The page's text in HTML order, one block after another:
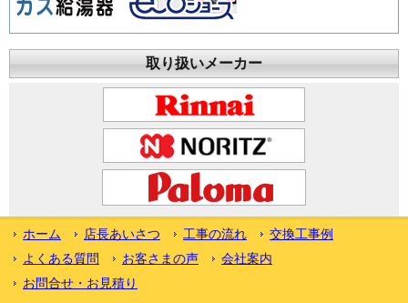
取り扱いメーカー
ホーム 店長あいさつ 工事の流れ
交換工事例
よくある質問
お客さまの声
会社案内
お問合せ・お見積り